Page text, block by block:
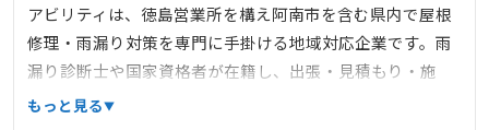
アビリティは、徳島営業所を構え阿南市を含む県内で屋根
修理・雨漏り対策を専門に手掛ける地域対応企業です。雨
漏り診断士や国家資格者が在籍し、出張・見積もり・施
工・アフターまで完全自社施工。料金体系は27500円〜の
もっと見る